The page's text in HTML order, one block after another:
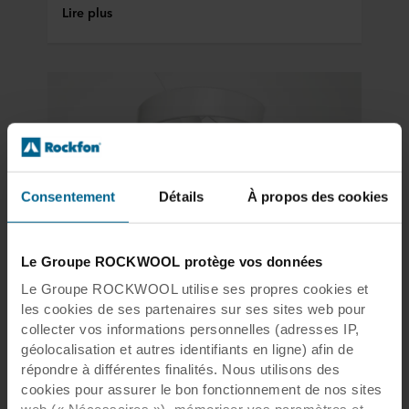
Consentement Détails À propos des cookies
Le Groupe ROCKWOOL protège vos données
Le Groupe ROCKWOOL utilise ses propres cookies et
les cookies de ses partenaires sur ses sites web pour
collecter vos informations personnelles (adresses IP,
géolocalisation et autres identifiants en ligne) afin de
répondre à différentes finalités. Nous utilisons des
cookies pour assurer le bon fonctionnement de nos sites
Lire plus
Rockfon® Mono® Acoustic est bien
plus qu'un plafond
L'architecture contemporaine monolithique
requiert des surfaces homogènes et expressives.